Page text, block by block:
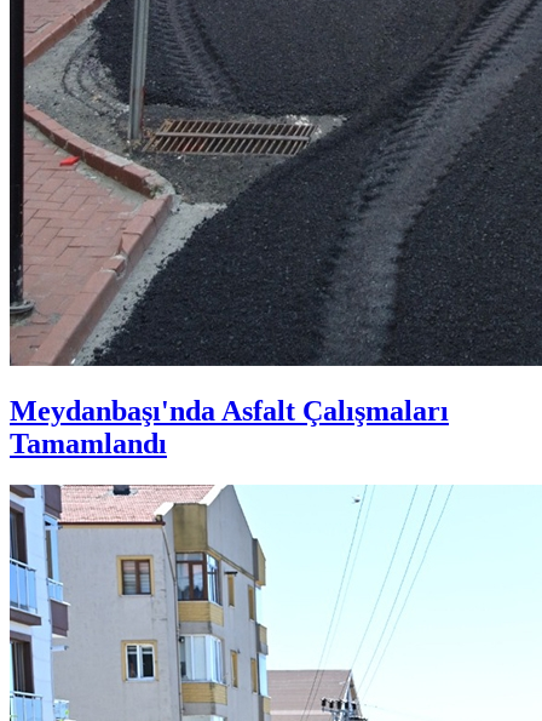
Meydanbaşı'nda Asfalt Çalışmaları
Tamamlandı